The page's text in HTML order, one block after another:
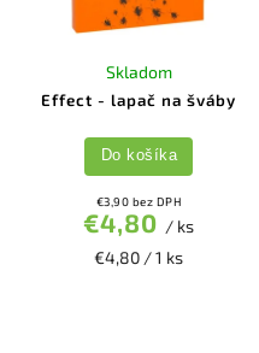
Effect - lapač na šváby
Skladom
€3,90 bez DPH
€4,80 / ks
€4,80 / 1 ks
Do košíka